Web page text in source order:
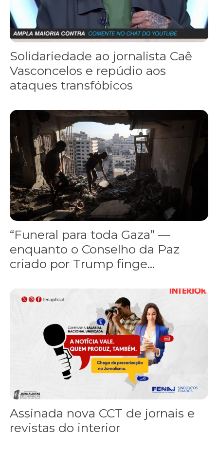
Solidariedade ao jornalista Caê
Vasconcelos e repúdio aos
ataques transfóbicos
“Funeral para toda Gaza” — enquanto o Conselho da Paz
“Funeral para toda Gaza” —
enquanto o Conselho da Paz
criado por Trump finge...
Assinada nova CCT de jornais e revistas do interior
Assinada nova CCT de jornais e
revistas do interior